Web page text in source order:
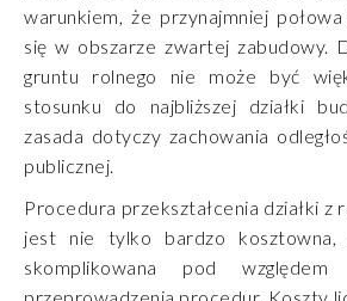
warunkiem, że przynajmniej
się w obszarze zwartej zabudowy.
gruntu rolnego nie może być
stosunku do najbliższej działki
zasada dotyczy zachowania
publicznej.
Procedura przekształcenia działki z
jest nie tylko bardzo kosztowna,
skomplikowana pod